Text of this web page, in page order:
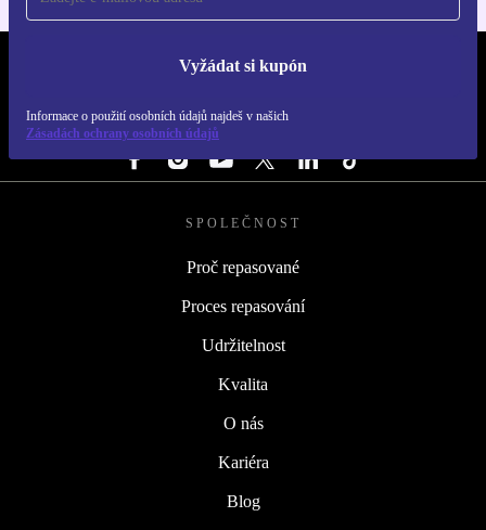
Vyžádat si kupón
Informace o použití osobních údajů najdeš v našich
Zásadách ochrany osobních údajů
REFURBED ČESKO - RETHINK NEW.
SLEDUJ NÁS
SPOLEČNOST
Proč repasované
Proces repasování
Udržitelnost
Kvalita
O nás
Kariéra
Blog